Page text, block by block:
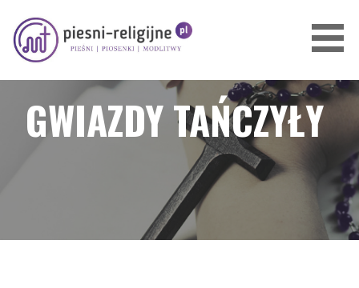
treści
PIOSENKI I PIEŚNI RELIGIJNE
GWIAZDY TAŃCZYŁY